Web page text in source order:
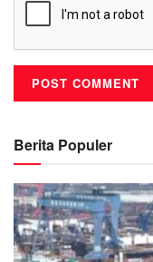
Berita Populer